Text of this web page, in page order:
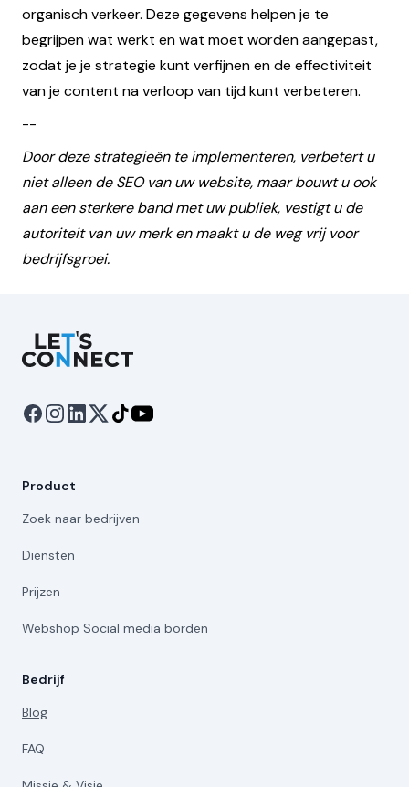
organisch verkeer. Deze gegevens helpen je te
begrijpen wat werkt en wat moet worden aangepast,
zodat je je strategie kunt verfijnen en de effectiviteit
van je content na verloop van tijd kunt verbeteren.
--
Door deze strategieën te implementeren, verbetert u
niet alleen de SEO van uw website, maar bouwt u ook
aan een sterkere band met uw publiek, vestigt u de
autoriteit van uw merk en maakt u de weg vrij voor
bedrijfsgroei.
Let's Connect
Product
Zoek naar bedrijven
Diensten
Prijzen
Webshop Social media borden
Bedrijf
Blog
FAQ